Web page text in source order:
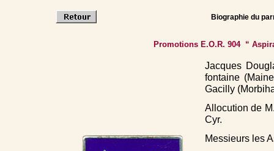
Biographie du
Promotions E.O.R. 904 “
Jacques
fontaine
Gacilly
Allocution de
Cyr.
Messieurs les